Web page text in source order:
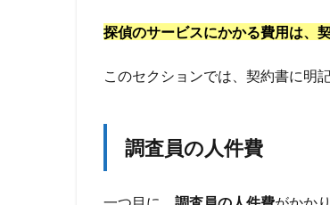
契
書
さ
探偵のサービスにかかる費用は、
このセクションでは、契約書に明
調査員の人件費
一つ目に、 調査員の人件費がかか